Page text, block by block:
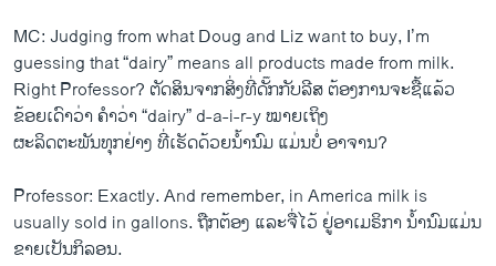
MC: Judging from what Doug and Liz want to buy, I’m
guessing that “dairy” means all products made from milk.
Right Professor? ຕັດສິນ​ຈາກ​ສິ່ງ​ທີ່​ດັ໊ກກັບ​ລີ​ສ ຕ້ອງການ​ຈະ​ຊື້​ແລ້ວ
ຂ້ອຍ​ເດົາ​ວ່າ ຄຳ​ວ່າ “dairy” d-a-i-r-y ໝາຍ​ເຖິງ
ຜະລິ​ດຕະພັນທຸ​ກຢ່າງ ທີ່​ເຮັດ​ດ້ວຍ​ນ້ຳນົມ ​ແມ່ນ​ບໍ່ ອາຈານ?
Professor: Exactly. And remember, in America milk is
usually sold in gallons. ຖືກຕ້ອງ ​ແລະ​ຈື່​ໄວ້ ຢູ່​ອາ​ເມຣິກາ ນ້ຳນົມແມ່ນ​
ຂາຍ​ເປັນ​ກິ​ລອນ.